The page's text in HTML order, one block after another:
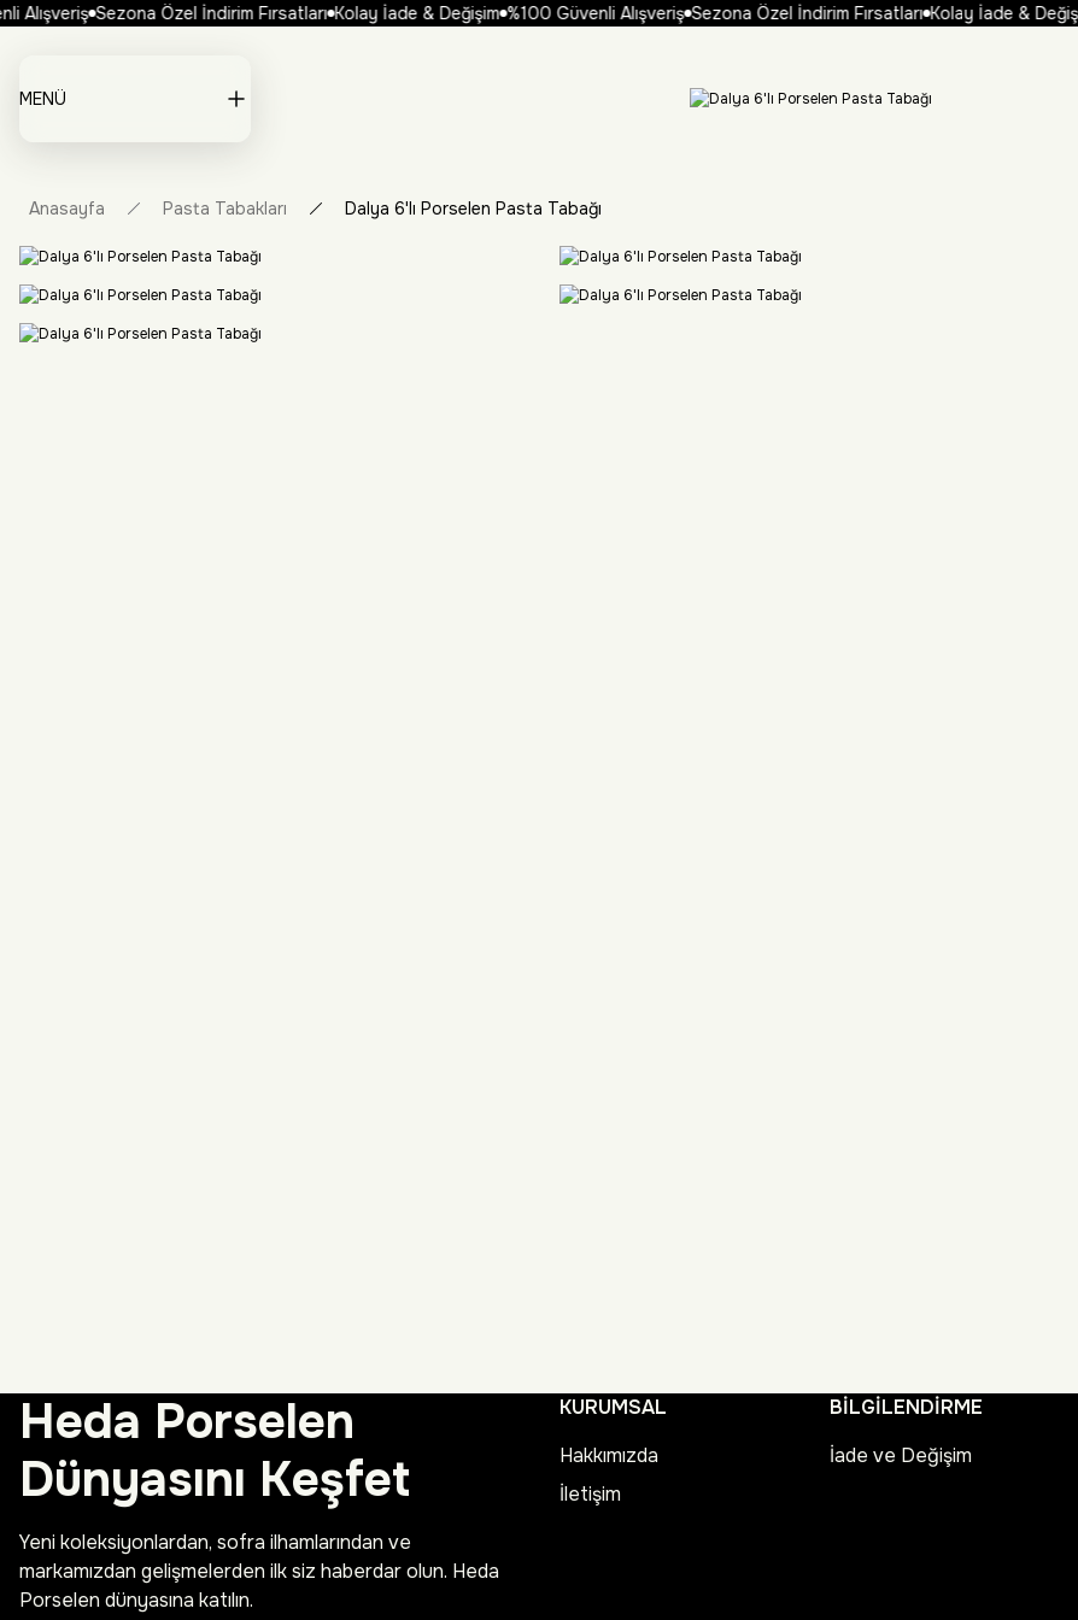
Sezona Özel İndirim Fırsatları Kolay İade & Değişim %100 Güvenli Alışveriş Sezona Özel İndirim Fırsatları Kolay İade & Değişim
MENÜ
Anasayfa Pasta Tabakları Dalya 6'lı Porselen Pasta Tabağı
Heda Porselen
Dünyasını Keşfet
Yeni koleksiyonlardan, sofra ilhamlarından ve
markamızdan gelişmelerden ilk siz haberdar olun. Heda
Porselen dünyasına katılın.
KURUMSAL
Hakkımızda
İletişim
BİLGİLENDİRME
İade ve Değişim